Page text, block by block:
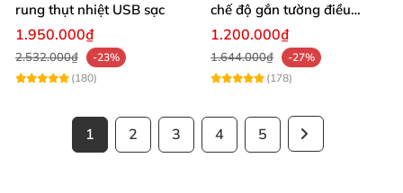
rung thụt nhiệt USB sạc
1.950.000₫
2.532.000₫
-23%
(180)
chế độ gắn tường điều
khiển từ xa tiện lợi
1.200.000₫
1.644.000₫
-27%
(178)
1 2 3 4 5